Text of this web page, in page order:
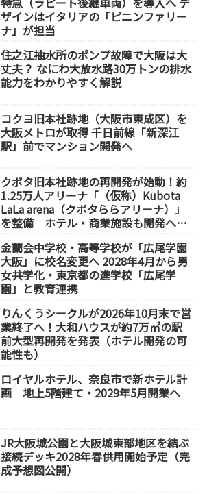
ザインはイタリアの「ピニンファリー
ナ」が担当
住之江抽水所のポンプ故障で大阪は大
丈夫？ なにわ大放水路30万トンの排水
能力をわかりやすく解説
コクヨ旧本社跡地（大阪市東成区）を
大阪メトロが取得 千日前線「新深江
駅」前でマンション開発へ
クボタ旧本社跡地の再開発が始動！約
1.25万人アリーナ「（仮称）Kubota
LaLa arena（クボタららアリーナ）」
を整備 ホテル・商業施設も開発へ
金蘭会中学校・高等学校が「広尾学園
大阪」に校名変更へ 2028年4月から男
女共学化・東京都の進学校「広尾学
園」と教育連携
りんくうシークルが2026年10月末で営
業終了へ！大和ハウスが約7万㎡の駅
前大型再開発を発表（ホテル開発の可
能性も）
ロイヤルホテル、奈良市で新ホテル計
画 地上5階建て・2029年5月開業へ
JR大阪城公園と大阪城東部地区を結ぶ
接続デッキ2028年春供用開始予定（完
成予想図公開）